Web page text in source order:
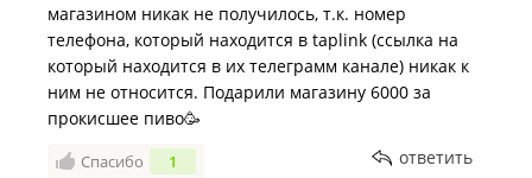
магазином никак не получилось, т.к. номер
телефона, который находится в taplink (ссылка на
который находится в их телеграмм канале) никак к
ним не относится. Подарили магазину 6000 за
прокисшее пиво🥳
Спасибо 1 ответить